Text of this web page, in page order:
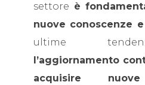
settore è
nuove conoscenze
ultime
l’aggiornamento
acquisire